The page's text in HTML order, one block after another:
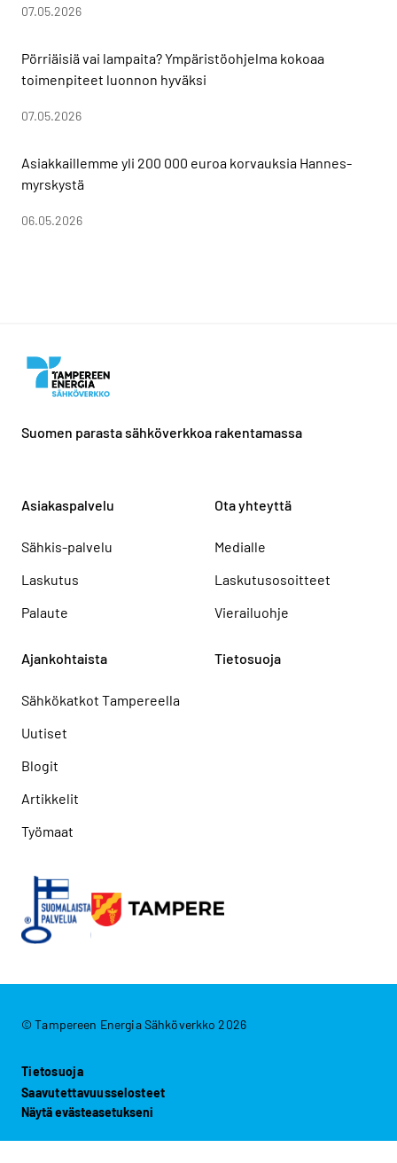
07.05.2026
Pörriäisiä vai lampaita? Ympäristöohjelma kokoaa
toimenpiteet luonnon hyväksi
07.05.2026
Asiakkaillemme yli 200 000 euroa korvauksia Hannes-
myrskystä
06.05.2026
Suomen parasta sähköverkkoa rakentamassa
Asiakaspalvelu
Sähkis-palvelu
Laskutus
Palaute
Ota yhteyttä
Medialle
Laskutusosoitteet
Vierailuohje
Ajankohtaista
Sähkökatkot Tampereella
Uutiset
Blogit
Artikkelit
Työmaat
Tietosuoja
© Tampereen Energia Sähköverkko 2026
Tietosuoja
Saavutettavuusselosteet
Näytä evästeasetukseni